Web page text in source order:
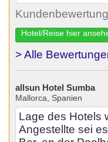
Hotel/Reise hier
> Alle
allsun Hotel Sumba
Mallorca, Spanien
Lage des Hotels
Angestellte sei